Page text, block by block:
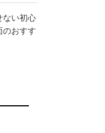
ない初心
おすす